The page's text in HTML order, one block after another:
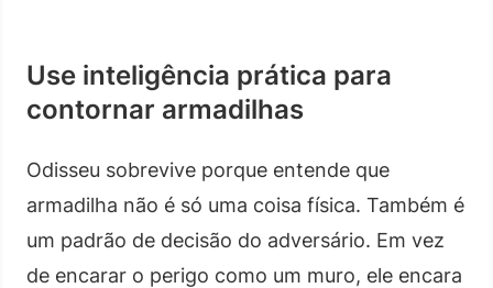
Use inteligência prática para
contornar armadilhas
Odisseu sobrevive porque entende que
armadilha não é só uma coisa física. Também é
um padrão de decisão do adversário. Em vez
de encarar o perigo como um muro, ele encara